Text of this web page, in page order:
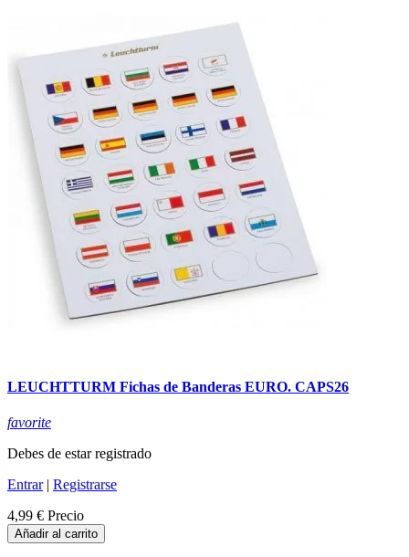
LEUCHTTURM Fichas de Banderas EURO. CAPS26
favorite
Debes de estar registrado
Entrar| Registrarse
4,99 € Precio
Añadir al carrito